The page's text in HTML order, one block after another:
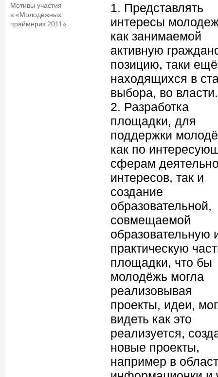
Мотивы участия
в «Молодежных
праймериз 2011»
1. Представлять
интересы
как занимаемой
активную
позицию, таки ещё
находящихся в
выбора, во власти.
2. Разработка
площадки, для
поддержки
как по
сферам
интересов, так и
создание
образовательной,
совмещаемой
образовательную
практическую
площадки, что бы
молодёжь могла
реализовывая
проекты, идеи,
видеть как это
реализуется,
новые проекты,
например в